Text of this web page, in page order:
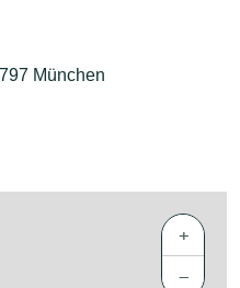
München
+
−